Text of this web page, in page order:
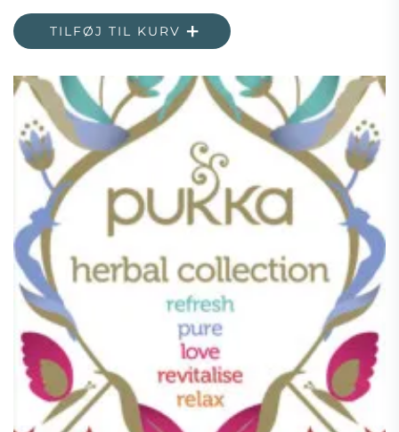
TILFØJ TIL KURV